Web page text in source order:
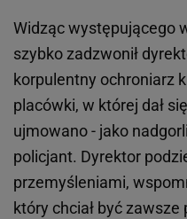
Widząc występującego
szybko zadzwonił
korpulentny ochroniarz
placówki, w której dał
ujmowano - jako
policjant. Dyrektor
przemyśleniami,
który chciał być